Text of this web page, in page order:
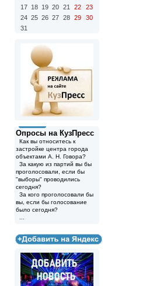
17 18 19 20 21 22
23
24 25 26 27 28 29
30
31
Опросы на КузПресс
Как вы относитесь к
застройке центра города
объектами А. Н. Говора?
За какую из партий вы бы
проголосовали, если бы
"выборы" проводились
сегодня?
За кого проголосовали бы
вы, если бы голосование
было сегодня?